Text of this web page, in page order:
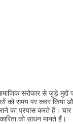
सरोकार से जुड़े मुद्दों
को समय पर कवर किया
का प्रयास करते हैं।
को साधन मानते हैं।